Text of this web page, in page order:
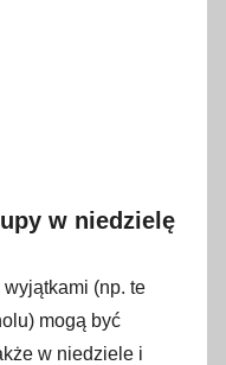
w niedzielę
(np. te
mogą być
w niedziele i